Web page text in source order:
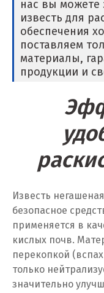
Новокузнецк
Новороссийск
Новосибирск
Новоуральск
Новоуткинск
Ногинск
Ноябрьск
Нягань
нас вы можете
известь для
обеспечения
поставляем
материалы,
продукции и
Известь
безопасное
применяется в
кислых почв.
перекопкой
только
значительно